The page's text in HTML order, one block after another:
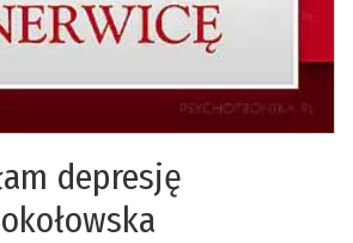
depresję